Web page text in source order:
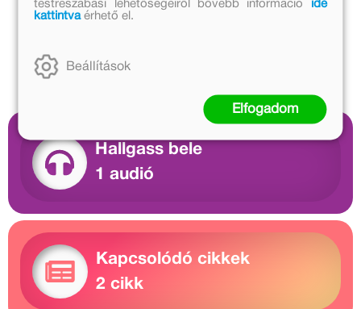
Hallgass bele
1 audió
Kapcsolódó cikkek
2 cikk
testreszabási lehetőségeiről bővebb információ
ide
kattintvaérhető el.
Beállítások
Elfogadom